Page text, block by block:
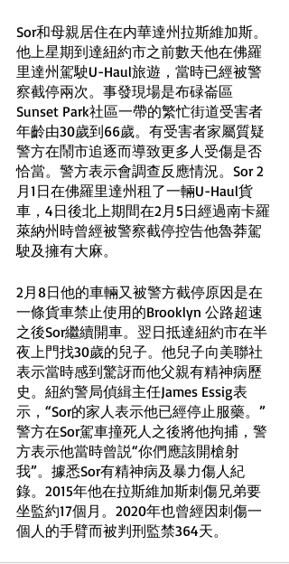
Sor和母親居住在内華達州拉斯維加斯。
他上星期到達紐約市之前數天他在佛羅
里達州駕駛U-Haul旅遊，當時已經被警
察截停兩次。事發現場是布碌崙區
Sunset Park社區一帶的繁忙街道受害者
年齡由30歲到66歲。有受害者家屬質疑
警方在鬧市追逐而導致更多人受傷是否
恰當。警方表示會調查反應情況。Sor 2
月1日在佛羅里達州租了一輛U-Haul貨
車，4日後北上期間在2月5日經過南卡羅
萊納州時曾經被警察截停控告他魯莽駕
駛及擁有大麻。
2月8日他的車輛又被警方截停原因是在
一條貨車禁止使用的Brooklyn 公路超速
之後Sor繼續開車。翌日抵達紐約市在半
夜上門找30歲的兒子。他兒子向美聯社
表示當時感到驚訝而他父親有精神病歷
史。紐約警局偵緝主任James Essig表
示，“Sor的家人表示他已經停止服藥。”
警方在Sor駕車撞死人之後將他拘捕，警
方表示他當時曾説“你們應該開槍射
我”。據悉Sor有精神病及暴力傷人紀
錄。2015年他在拉斯維加斯刺傷兄弟要
坐監約17個月。2020年也曾經因刺傷一
個人的手臂而被判刑監禁364天。